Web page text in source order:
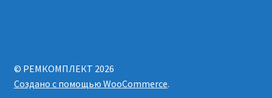
© РЕМКОМПЛЕКТ 2026
Создано с помощью WooCommerce.